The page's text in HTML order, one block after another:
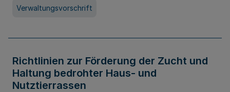
Verwaltungsvorschrift
Richtlinien zur Förderung der Zucht und
Haltung bedrohter Haus- und
Nutztierrassen